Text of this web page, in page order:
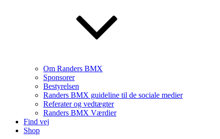
Om Randers BMX
Sponsorer
Bestyrelsen
Randers BMX guideline til de sociale medier
Referater og vedtægter
Randers BMX Værdier
Find vej
Shop